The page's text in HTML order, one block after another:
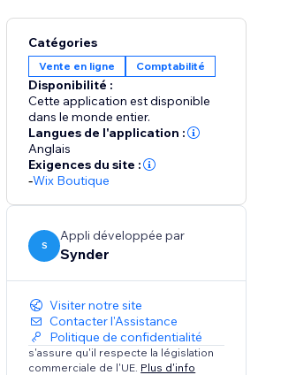
Catégories
Vente en ligne Comptabilité
Disponibilité :
Cette application est disponible
dans le monde entier.
Langues de l'application :
Anglais
Exigences du site :
-Wix Boutique
S
Appli développée par
Synder
Visiter notre site
Contacter l'Assistance
Politique de confidentialité
s'assure qu'il respecte la législation
commerciale de l'UE. Plus d'info